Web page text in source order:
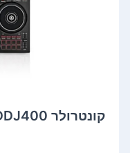
‏קונטרולר Pioneer DDJ400 פיוניר